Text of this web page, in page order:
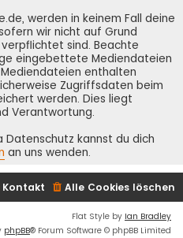
werden in keinem Fall deine
wir nicht auf Grund
sind. Beachte
eingebettete Mediendateien
enthalten
Zugriffsdaten beim
werden. Dies liegt
Verantwortung.
Datenschutz kannst du dich
an uns wenden.
Alle Cookies löschen
Kontakt
Flat Style by Ian Bradley
phpBB® Forum Software © phpBB Limited